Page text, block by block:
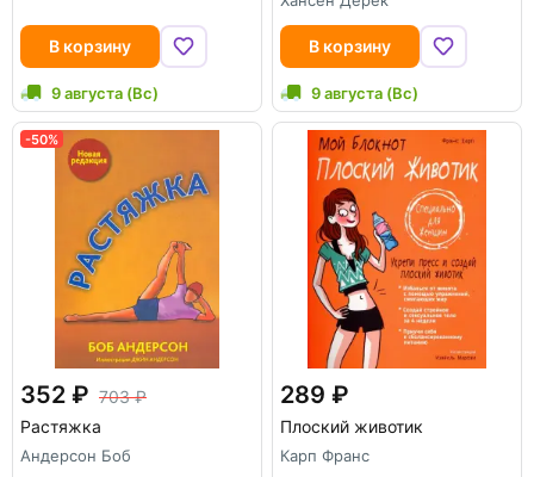
В корзину
9 августа (Вс)
В корзину
9 августа (Вс)
-50%
352
703
Растяжка
Андерсон Боб
289
Плоский животик
Карп Франс